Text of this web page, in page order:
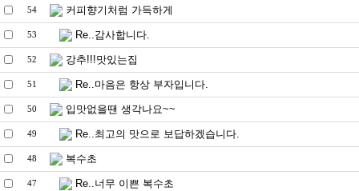
54 커피향기처럼 가득하게
53 Re..감사합니다.
52 강추!!!맛있는집
51 Re..마음은 항상 부자입니다.
50 입맛없을땐 생각나요~~
49 Re..최고의 맛으로 보답하겠습니다.
48 복수초
47 Re..너무 이쁜 복수초